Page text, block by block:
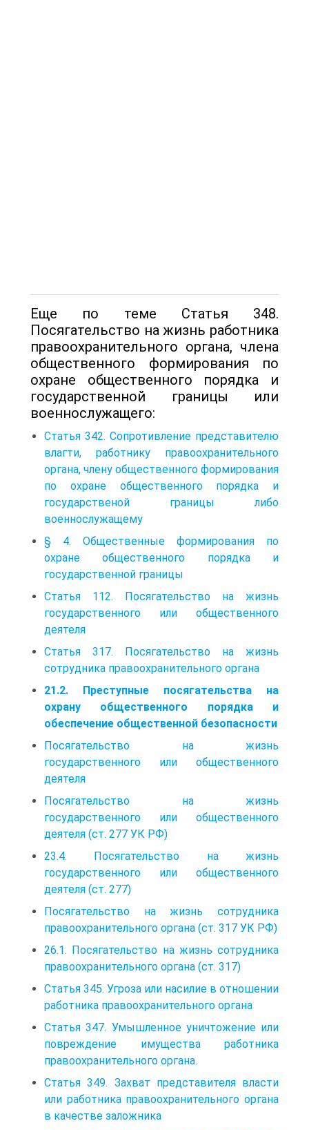
Еще по теме Статья 348.
Посягательство на жизнь работника
правоохранительного органа, члена
общественного формирования по
охране общественного порядка и
государственной границы или
военнослужащего:
Статья 342. Сопротивление представителю
влагти, работнику правоохранительного
органа, члену общественного формирования
по охране общественного порядка и
государственой границы либо
военнослужащему
§ 4. Общественные формирования по
охране общественного порядка и
государственной границы
Статья 112. Посягательство на жизнь
государственного или общественного
деятеля
Статья 317. Посягательство на жизнь
сотрудника правоохранительного органа
21.2. Преступные посягательства на
охрану общественного порядка и
обеспечение общественной безопасности
Посягательство на жизнь
государственного или общественного
деятеля
Посягательство на жизнь
государственного или общественного
деятеля (ст. 277 УК РФ)
23.4. Посягательство на жизнь
государственного или общественного
деятеля (ст. 277)
Посягательство на жизнь сотрудника
правоохранительного органа (ст. 317 УК РФ)
26.1. Посягательство на жизнь сотрудника
правоохранительного органа (ст. 317)
Статья 345. Угроза или насилие в отношении
работника правоохранительного органа
Статья 347. Умышленное уничтожение или
повреждение имущества работника
правоохранительного органа.
Статья 349. Захват представителя власти
или работника правоохранительного органа
в качестве заложника